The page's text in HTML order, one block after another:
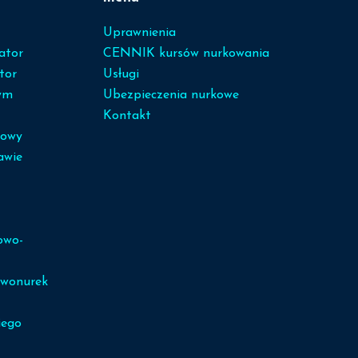
Uprawnienia
CENNIK kursów nurkowania
Usługi
Ubezpieczenia nurkowe
Kontakt